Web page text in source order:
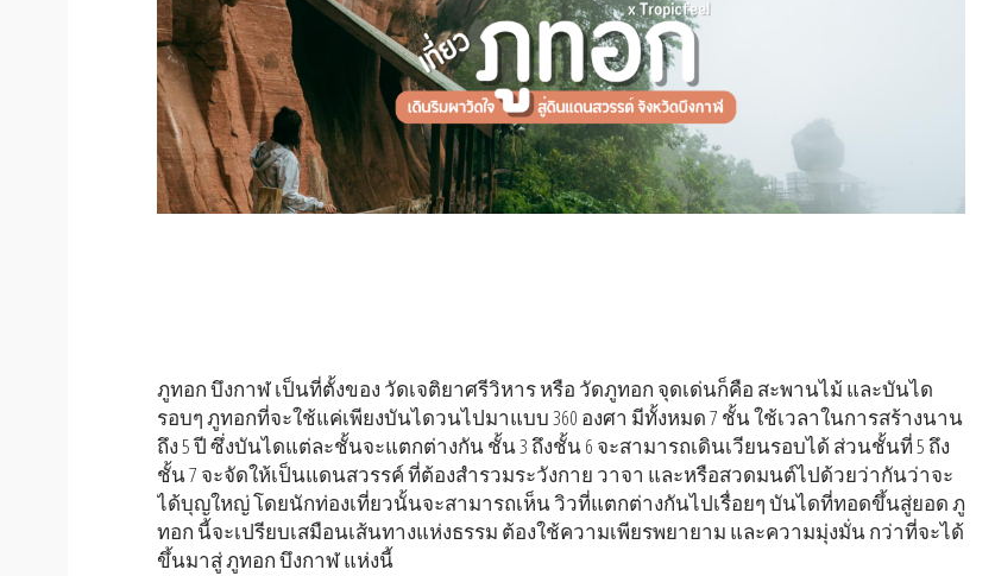
ภูทอก บึงกาฬ เป็นที่ตั้งของ วัดเจติยาศรีวิหาร หรือ วัดภูทอก จุดเด่นก็คือ สะพานไม้ และบันได
รอบๆ ภูทอกที่จะใช้แค่เพียงบันไดวนไปมาแบบ 360 องศา มีทั้งหมด 7 ชั้น ใช้เวลาในการสร้างนาน
ถึง 5 ปี ซึ่งบันไดแต่ละชั้นจะแตกต่างกัน ชั้น 3 ถึงชั้น 6 จะสามารถเดินเวียนรอบได้ ส่วนชั้นที่ 5 ถึง
ชั้น 7 จะจัดให้เป็นแดนสวรรค์ ที่ต้องสำรวมระวังกาย วาจา และหรือสวดมนต์ไปด้วยว่ากันว่าจะ
ได้บุญใหญ่ โดยนักท่องเที่ยวนั้นจะสามารถเห็น วิวที่แตกต่างกันไปเรื่อยๆ บันไดที่ทอดขึ้นสู่ยอด ภู
ทอก นี้จะเปรียบเสมือนเส้นทางแห่งธรรม ต้องใช้ความเพียรพยายาม และความมุ่งมั่น กว่าที่จะได้
ขึ้นมาสู่ ภูทอก บึงกาฬ แห่งนี้